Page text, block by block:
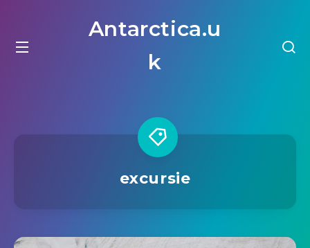
Antarctica.u
k
excursie